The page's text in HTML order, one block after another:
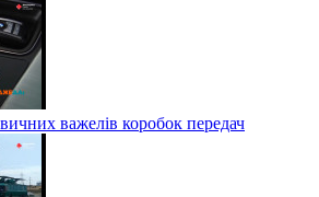
важелів коробок передач